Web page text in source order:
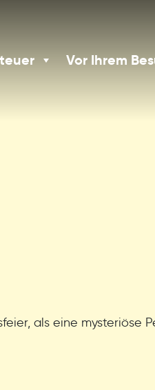
Vor Ihrem
als eine mysteriöse